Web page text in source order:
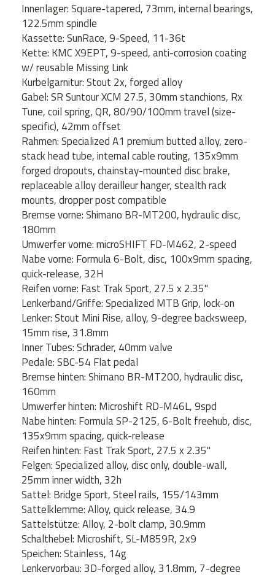
Innenlager: Square-tapered, 73mm, internal bearings,
122.5mm spindle
Kassette: SunRace, 9-Speed, 11-36t
Kette: KMC X9EPT, 9-speed, anti-corrosion coating
w/ reusable Missing Link
Kurbelgarnitur: Stout 2x, forged alloy
Gabel: SR Suntour XCM 27.5, 30mm stanchions, Rx
Tune, coil spring, QR, 80/90/100mm travel (size-
specific), 42mm offset
Rahmen: Specialized A1 premium butted alloy, zero-
stack head tube, internal cable routing, 135x9mm
forged dropouts, chainstay-mounted disc brake,
replaceable alloy derailleur hanger, stealth rack
mounts, dropper post compatible
Bremse vorne: Shimano BR-MT200, hydraulic disc,
180mm
Umwerfer vorne: microSHIFT FD-M462, 2-speed
Nabe vorne: Formula 6-Bolt, disc, 100x9mm spacing,
quick-release, 32H
Reifen vorne: Fast Trak Sport, 27.5 x 2.35"
Lenkerband/Griffe: Specialized MTB Grip, lock-on
Lenker: Stout Mini Rise, alloy, 9-degree backsweep,
15mm rise, 31.8mm
Inner Tubes: Schrader, 40mm valve
Pedale: SBC-54 Flat pedal
Bremse hinten: Shimano BR-MT200, hydraulic disc,
160mm
Umwerfer hinten: Microshift RD-M46L, 9spd
Nabe hinten: Formula SP-2125, 6-Bolt freehub, disc,
135x9mm spacing, quick-release
Reifen hinten: Fast Trak Sport, 27.5 x 2.35"
Felgen: Specialized alloy, disc only, double-wall,
25mm inner width, 32h
Sattel: Bridge Sport, Steel rails, 155/143mm
Sattelklemme: Alloy, quick release, 34.9
Sattelstütze: Alloy, 2-bolt clamp, 30.9mm
Schalthebel: Microshift, SL-M859R, 2x9
Speichen: Stainless, 14g
Lenkervorbau: 3D-forged alloy, 31.8mm, 7-degree